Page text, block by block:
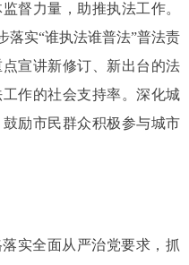
督力量，助推执法工作。
落实“谁执法谁普法”普法责
宣讲新修订、新出台的法
作的社会支持率。深化城
励市民群众积极参与城市
实全面从严治党要求，抓